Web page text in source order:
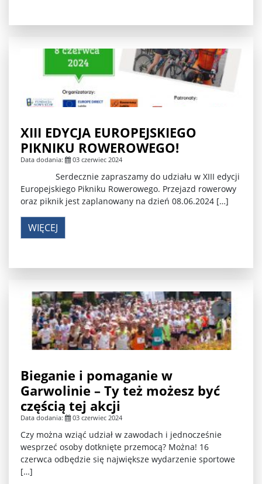
XIII EDYCJA EUROPEJSKIEGO
PIKNIKU ROWEROWEGO!
Data dodania: 03 czerwiec 2024
Serdecznie zapraszamy do udziału w XIII edycji
Europejskiego Pikniku Rowerowego. Przejazd rowerowy
oraz piknik jest zaplanowany na dzień 08.06.2024 […]
WIĘCEJ
Bieganie i pomaganie w
Garwolinie – Ty też możesz być
częścią tej akcji
Data dodania: 03 czerwiec 2024
Czy można wziąć udział w zawodach i jednocześnie
wesprzeć osoby dotknięte przemocą? Można! 16
czerwca odbędzie się największe wydarzenie sportowe
[…]